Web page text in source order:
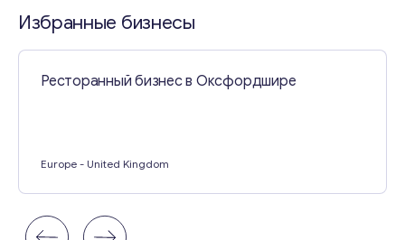
Избранные бизнесы
Ресторанный бизнес в Оксфордшире
Europe - United Kingdom